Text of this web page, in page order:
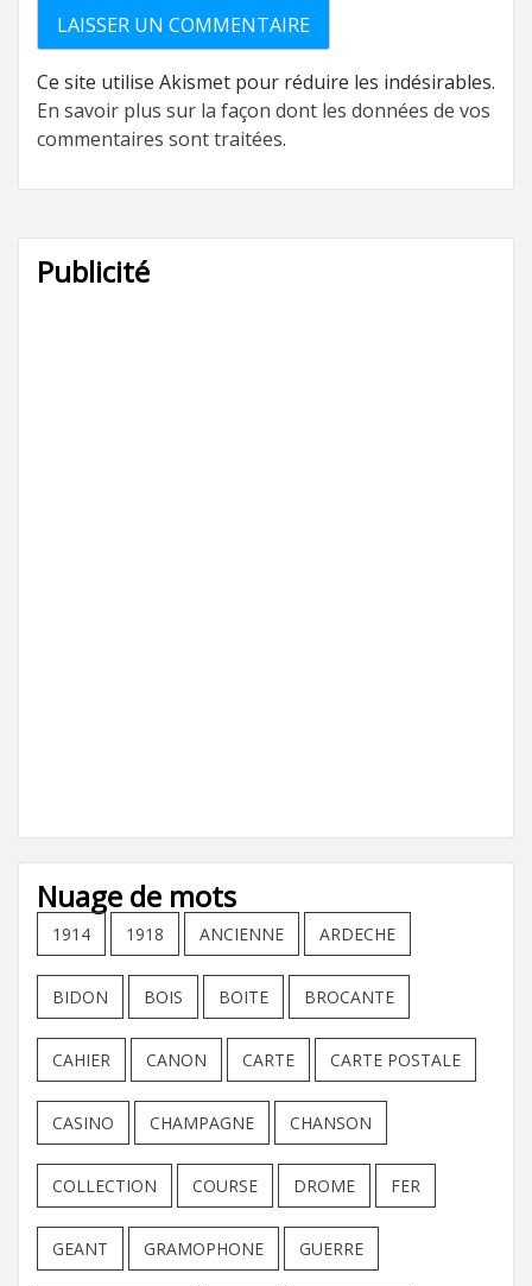
Ce site utilise Akismet pour réduire les indésirables.
En savoir plus sur la façon dont les données de vos
commentaires sont traitées.
Publicité
Nuage de mots
1914 1918 ANCIENNE ARDECHE
BIDON BOIS BOITE BROCANTE
CAHIER CANON CARTE CARTE POSTALE
CASINO CHAMPAGNE CHANSON
COLLECTION COURSE DROME FER
GEANT GRAMOPHONE GUERRE